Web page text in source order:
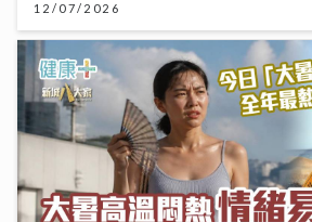
12/07/2026